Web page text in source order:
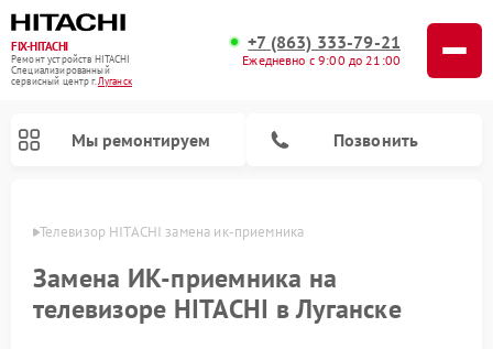
FIX-HITACHI
Ремонт устройств HITACHI
Специализированный
cервисный центр г.Луганск
+7 (863) 333-79-21
Ежедневно с 9:00 до 21:00
Мы ремонтируем Позвонить
Телевизор HITACHI замена ик-приемника
Замена ИК-приемника на
телевизоре HITACHI в Луганске